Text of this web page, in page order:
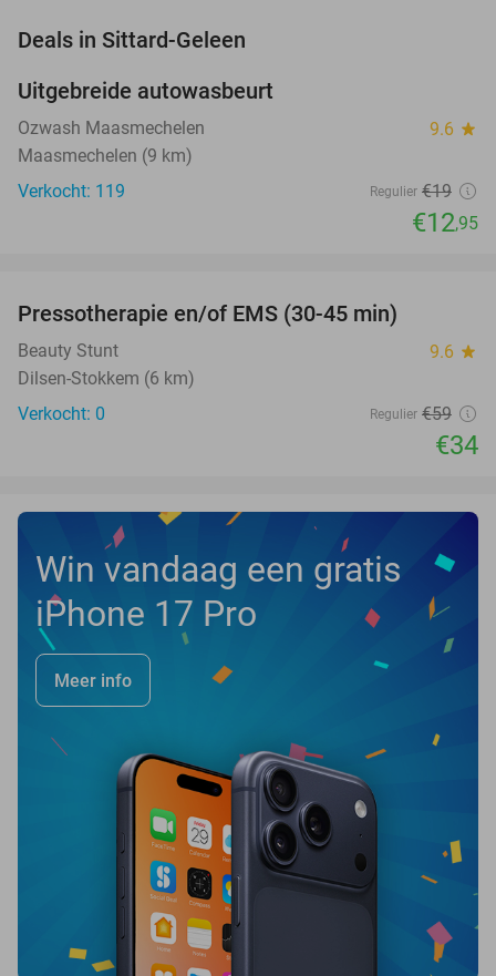
Deals in Sittard-Geleen
NEW
TODAY
Uitgebreide autowasbeurt
Ozwash Maasmechelen 9.6 star
Maasmechelen (9 km)
Verkocht: 119
Regulier €19
€12,95
TODAY
Pressotherapie en/of EMS (30-45 min)
Beauty Stunt 9.6 star
Dilsen-Stokkem (6 km)
Verkocht: 0
Regulier €59
€34
Win vandaag een gratis
iPhone 17 Pro
Meer info